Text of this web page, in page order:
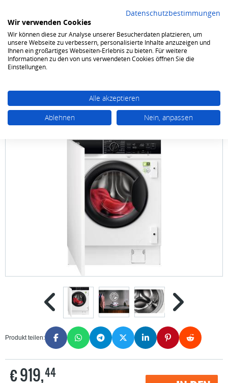
0
Waschen & Trocknen Einbaugeräte
Lavamat LR 8 BI 7480 8kg 1400 Touren
Produkt teilen:
€919,44
Datenschutzbestimmungen
Wir verwenden Cookies
Wir können diese zur Analyse unserer Besucherdaten platzieren, um
unsere Webseite zu verbessern, personalisierte Inhalte anzuzeigen und
Ihnen ein großartiges Webseiten-Erlebnis zu bieten. Für weitere
Informationen zu den von uns verwendeten Cookies öffnen Sie die
Einstellungen.
Alle akzeptieren
Ablehnen
Nein, anpassen